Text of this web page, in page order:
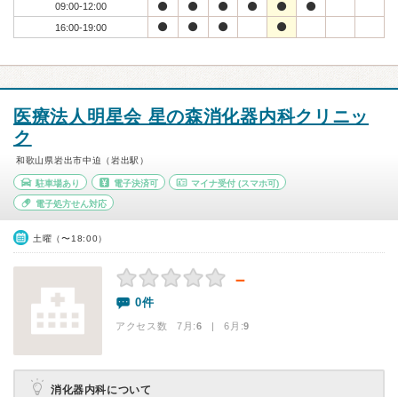
09:00-12:00
16:00-19:00
医療法人明星会 星の森消化器内科クリニッ
ク
和歌山県岩出市中迫（岩出駅）
駐車場あり 電子決済可 マイナ受付 (スマホ可)
電子処方せん対応
土曜（〜18:00）
－
0件
アクセス数 7月:6 | 6月:9
消化器内科について